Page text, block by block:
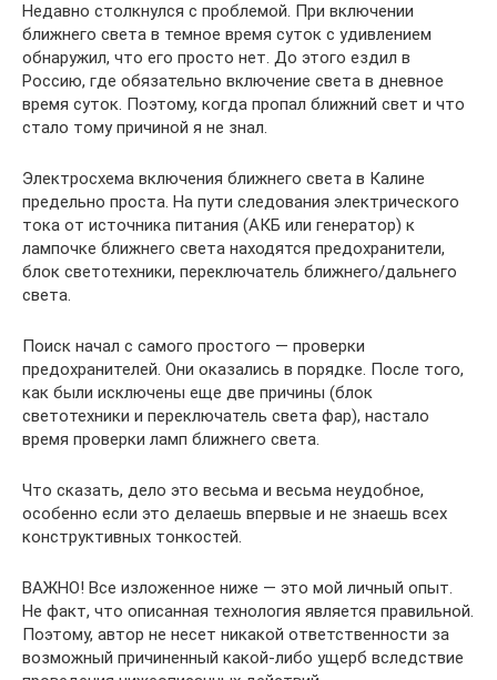
Недавно столкнулся с проблемой. При включении
ближнего света в темное время суток с удивлением
обнаружил, что его просто нет. До этого ездил в
Россию, где обязательно включение света в дневное
время суток. Поэтому, когда пропал ближний свет и что
стало тому причиной я не знал.
Электросхема включения ближнего света в Калине
предельно проста. На пути следования электрического
тока от источника питания (АКБ или генератор) к
лампочке ближнего света находятся предохранители,
блок светотехники, переключатель ближнего/дальнего
света.
Поиск начал с самого простого — проверки
предохранителей. Они оказались в порядке. После того,
как были исключены еще две причины (блок
светотехники и переключатель света фар), настало
время проверки ламп ближнего света.
Что сказать, дело это весьма и весьма неудобное,
особенно если это делаешь впервые и не знаешь всех
конструктивных тонкостей.
ВАЖНО! Все изложенное ниже — это мой личный опыт.
Не факт, что описанная технология является правильной.
Поэтому, автор не несет никакой ответственности за
возможный причиненный какой-либо ущерб вследствие